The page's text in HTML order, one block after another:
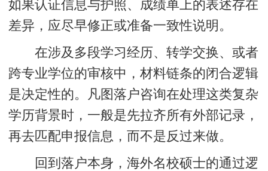
如果认证信息与护照、成绩单上的表述存在
差异，应尽早修正或准备一致性说明。
在涉及多段学习经历、转学交换、或者
跨专业学位的审核中，材料链条的闭合逻辑
是决定性的。凡图落户咨询在处理这类复杂
学历背景时，一般是先拉齐所有外部记录，
再去匹配申报信息，而不是反过来做。
回到落户本身，海外名校硕士的通过逻